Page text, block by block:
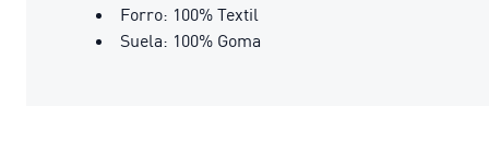
Forro: 100% Textil
Suela: 100% Goma